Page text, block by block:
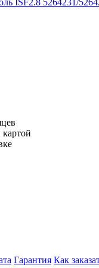
картой
Гарантия Как